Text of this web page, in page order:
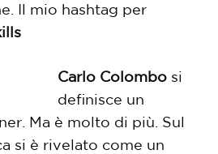
Il mio hashtag per
Carlo Colombo si
definisce un
Ma è molto di più. Sul
si è rivelato come un